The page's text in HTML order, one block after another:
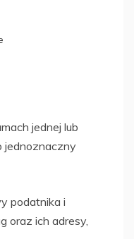
jednej lub
jednoznaczny
podatnika i
oraz ich adresy,